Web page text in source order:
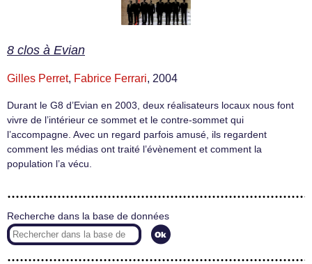
8 clos à Evian
Gilles Perret, Fabrice Ferrari, 2004
Durant le G8 d’Evian en 2003, deux réalisateurs locaux nous font
vivre de l’intérieur ce sommet et le contre-sommet qui
l’accompagne. Avec un regard parfois amusé, ils regardent
comment les médias ont traité l’évènement et comment la
population l’a vécu.
Recherche dans la base de données